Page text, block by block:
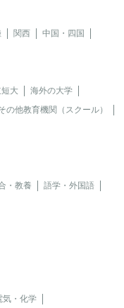
関西
中国・四国
大
海外の大学
の他教育機関（スクール）
・教養
語学・外国語
気・化学